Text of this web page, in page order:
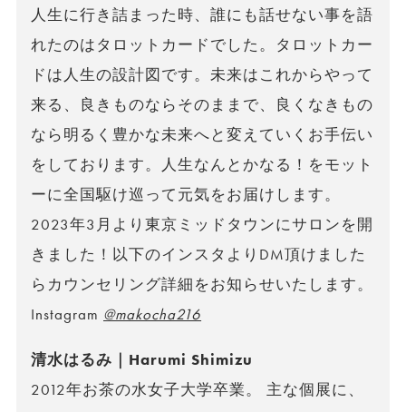
人生に行き詰まった時、誰にも話せない事を語
れたのはタロットカードでした。タロットカー
ドは人生の設計図です。未来はこれからやって
来る、良きものならそのままで、良くなきもの
なら明るく豊かな未来へと変えていくお手伝い
をしております。人生なんとかなる！をモット
ーに全国駆け巡って元気をお届けします。
2023年3月より東京ミッドタウンにサロンを開
きました！以下のインスタよりDM頂けました
らカウンセリング詳細をお知らせいたします。
Instagram @makocha216
清水はるみ｜Harumi Shimizu
2012年お茶の水女子大学卒業。 主な個展に、